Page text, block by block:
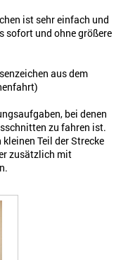
ist sehr einfach und
sofort und ohne größere
aus dem
bei denen
zu fahren ist.
Teil der Strecke
zusätzlich mit